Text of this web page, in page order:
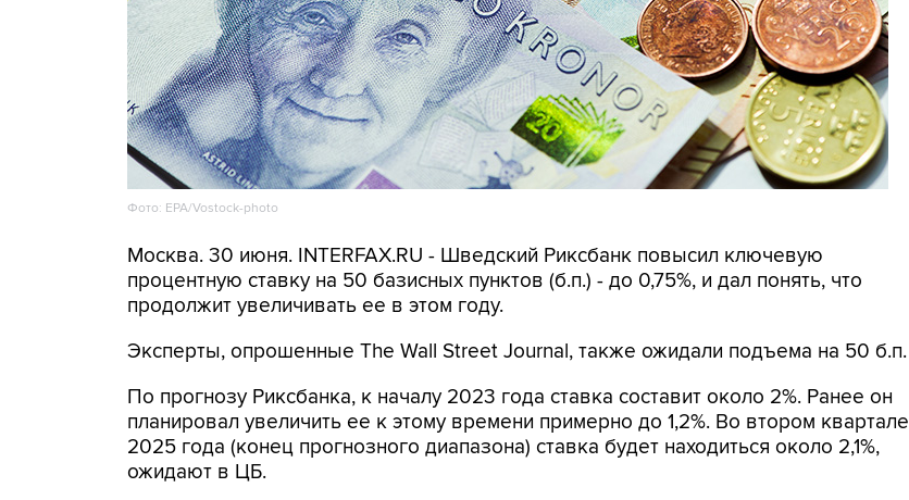
Фото: EPA/Vostock-photo
Москва. 30 июня. INTERFAX.RU - Шведский Риксбанк повысил ключевую
процентную ставку на 50 базисных пунктов (б.п.) - до 0,75%, и дал понять, что
продолжит увеличивать ее в этом году.
Эксперты, опрошенные The Wall Street Journal, также ожидали подъема на 50 б.п.
По прогнозу Риксбанка, к началу 2023 года ставка составит около 2%. Ранее он
планировал увеличить ее к этому времени примерно до 1,2%. Во втором квартале
2025 года (конец прогнозного диапазона) ставка будет находиться около 2,1%,
ожидают в ЦБ.